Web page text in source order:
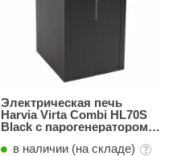
Электрическая печь
Harvia Virta Combi HL70S
Black с парогенератором,
в наличии (на складе)